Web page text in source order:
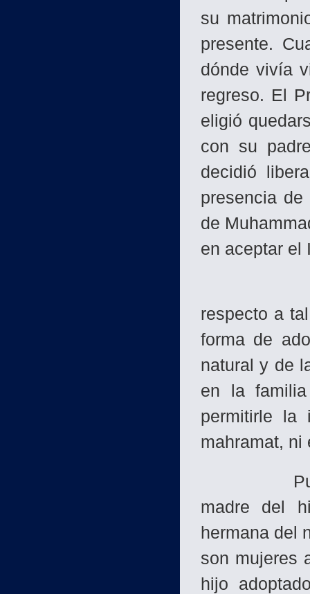
su
presente.
dónde vivía
regreso. El
eligió
con su
decidió
presencia
de
en aceptar el
respecto a
forma de
natural y de
en la
permitirle la
mahramat, ni
Pues la
madre del
hermana del
son mujeres
hijo